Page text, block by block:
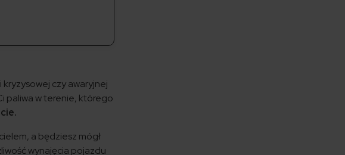
czy awaryjnej
paliwa w terenie, którego
a będziesz mógł
wynajęcia pojazdu